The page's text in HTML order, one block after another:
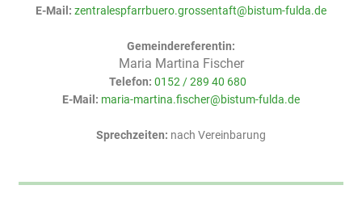
E-Mail: zentralespfarrbuero.grossentaft@bistum-fulda.de
Gemeindereferentin:
Maria Martina Fischer
Telefon: 0152 / 289 40 680
E-Mail: maria-martina.fischer@bistum-fulda.de
Sprechzeiten: nach Vereinbarung